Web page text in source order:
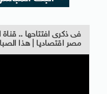
فى ذكرى افتتاحها ..
مصر اقتصاديا | هذا